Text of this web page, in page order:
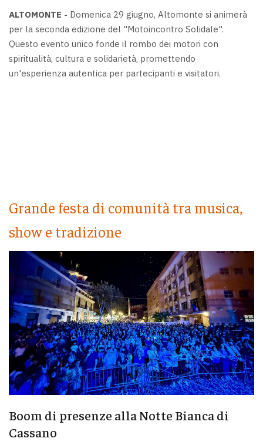
ALTOMONTE - Domenica 29 giugno, Altomonte si animerà
per la seconda edizione del "Motoincontro Solidale".
Questo evento unico fonde il rombo dei motori con
spiritualità, cultura e solidarietà, promettendo
un'esperienza autentica per partecipanti e visitatori.
Grande festa di comunità tra musica,
show e tradizione
Boom di presenze alla Notte Bianca di
Cassano